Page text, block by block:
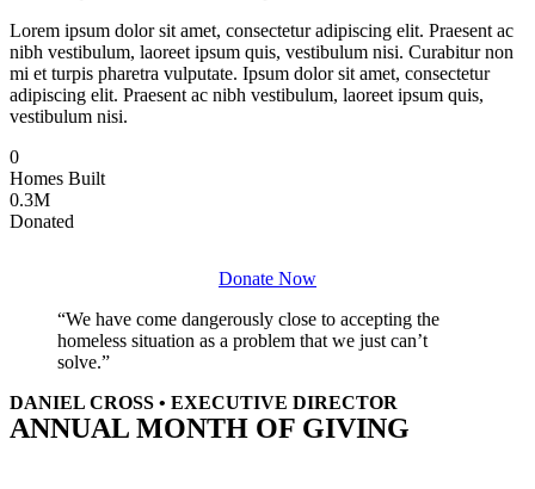
Lorem ipsum dolor sit amet, consectetur adipiscing elit. Praesent ac
nibh vestibulum, laoreet ipsum quis, vestibulum nisi. Curabitur non
mi et turpis pharetra vulputate. Ipsum dolor sit amet, consectetur
adipiscing elit. Praesent ac nibh vestibulum, laoreet ipsum quis,
vestibulum nisi.
0
Homes Built
0.3M
Donated
Donate Now
We have come dangerously close to accepting the
homeless situation as a problem that we just can’t
solve.
DANIEL CROSS • EXECUTIVE DIRECTOR
ANNUAL MONTH OF GIVING